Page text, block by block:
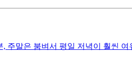
주말은 붐벼서 평일 저녁이 훨씬 여